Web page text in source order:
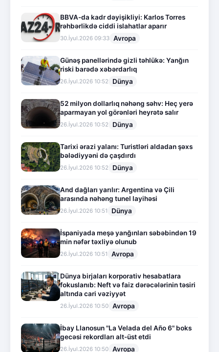
BBVA-da kadr dəyişikliyi: Karlos Torres
rəhbərlikdə ciddi islahatlar aparır
30.İyul.2026 09:33 Avropa
Günəş panellərində gizli təhlükə: Yanğın
riski barədə xəbərdarlıq
26.İyul.2026 10:52 Dünya
52 milyon dollarlıq nəhəng səhv: Heç yerə
aparmayan yol görənləri heyrətə salır
26.İyul.2026 10:52 Dünya
Tarixi ərazi yalanı: Turistləri aldadan şəxs
bələdiyyəni də çaşdırdı
26.İyul.2026 10:52 Dünya
And dağları yarılır: Argentina və Çili
arasında nəhəng tunel layihəsi
26.İyul.2026 10:51 Dünya
İspaniyada meşə yanğınları səbəbindən 19
min nəfər təxliyə olunub
26.İyul.2026 10:51 Avropa
Dünya birjaları korporativ hesabatlara
fokuslanıb: Neft və faiz dərəcələrinin təsiri
altında cari vəziyyət
26.İyul.2026 10:50 Avropa
İbay Llanosun "La Velada del Año 6" boks
gecəsi rekordları alt-üst etdi
26.İyul.2026 10:50 Avropa